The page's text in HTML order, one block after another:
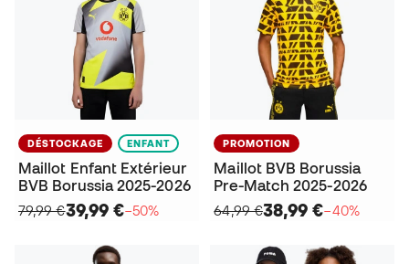
DÉSTOCKAGE ENFANT
Maillot Enfant Extérieur
BVB Borussia 2025-2026
79,99 €39,99 €−50%
PROMOTION
Maillot BVB Borussia
Pre-Match 2025-2026
64,99 €38,99 €−40%